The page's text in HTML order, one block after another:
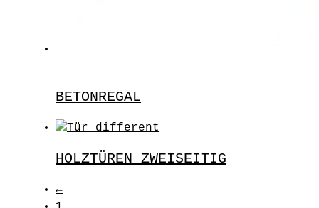
BETONREGAL
HOLZTÜREN ZWEISEITIG
←